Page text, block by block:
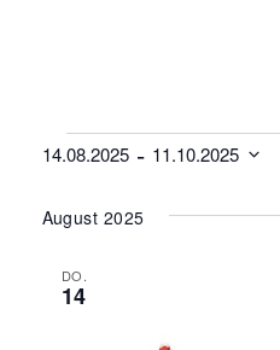
Veranstaltungen
14.08.2025 - 11.10.2025
wählen.
August 2025
DO.
14